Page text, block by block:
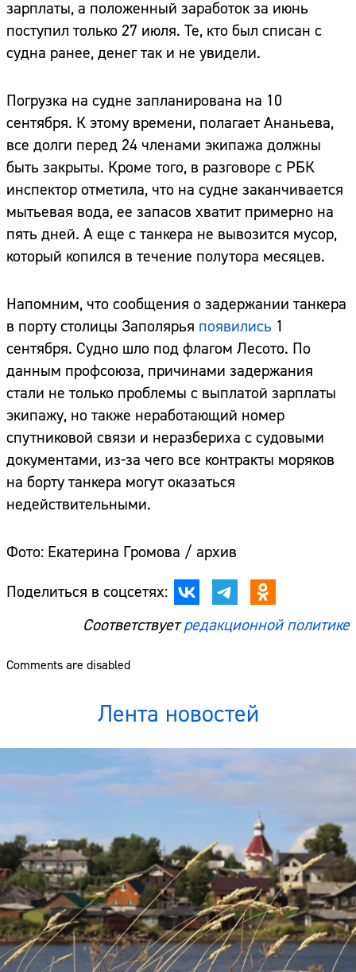
зарплаты, а положенный заработок за июнь
поступил только 27 июля. Те, кто был списан с
судна ранее, денег так и не увидели.
Погрузка на судне запланирована на 10
сентября. К этому времени, полагает Ананьева,
все долги перед 24 членами экипажа должны
быть закрыты. Кроме того, в разговоре с РБК
инспектор отметила, что на судне заканчивается
мытьевая вода, ее запасов хватит примерно на
пять дней. А еще с танкера не вывозится мусор,
который копился в течение полутора месяцев.
Напомним, что сообщения о задержании танкера
в порту столицы Заполярья появились 1
сентября. Судно шло под флагом Лесото. По
данным профсоюза, причинами задержания
стали не только проблемы с выплатой зарплаты
экипажу, но также неработающий номер
спутниковой связи и неразбериха с судовыми
документами, из-за чего все контракты моряков
на борту танкера могут оказаться
недействительными.
Фото: Екатерина Громова / архив
Поделиться в соцсетях:
Соответствуетредакционной политике
Comments are disabled
Лента новостей